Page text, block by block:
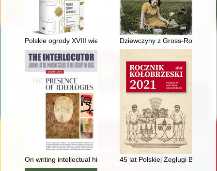
Polskie ogrody XVIII wieku : kompozycje, style, kontekst
Dziewczyny z Gross-Rosen :
On writing intellectual history : Leszek Kołakowski and the
45 lat Polskiej Żeglugi